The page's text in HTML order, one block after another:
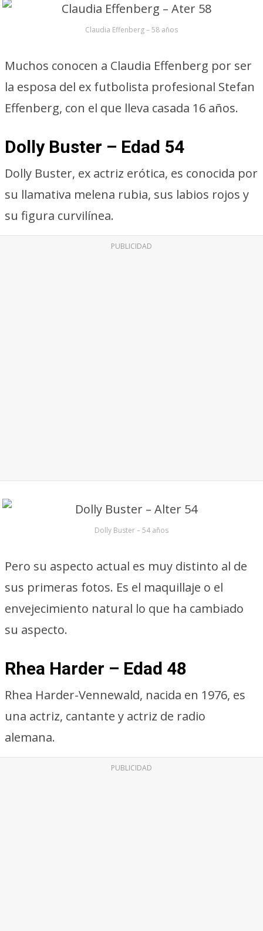
Claudia Effenberg – 58 años
Muchos conocen a Claudia Effenberg por ser
la esposa del ex futbolista profesional Stefan
Effenberg, con el que lleva casada 16 años.
Dolly Buster – Edad 54
Dolly Buster, ex actriz erótica, es conocida por
su llamativa melena rubia, sus labios rojos y
su figura curvilínea.
PUBLICIDAD
Dolly Buster – 54 años
Pero su aspecto actual es muy distinto al de
sus primeras fotos. Es el maquillaje o el
envejecimiento natural lo que ha cambiado
su aspecto.
Rhea Harder – Edad 48
Rhea Harder-Vennewald, nacida en 1976, es
una actriz, cantante y actriz de radio
alemana.
PUBLICIDAD